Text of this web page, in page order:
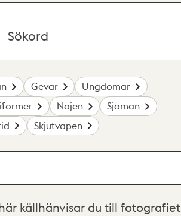
Sökord
Gevär
Ungdomar
Nöjen
Sjömän
Skjutvapen
källhänvisar du till fotografiet